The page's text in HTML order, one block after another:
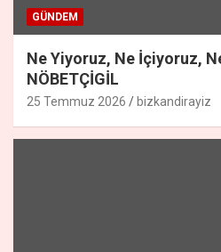
GÜNDEM
Ne Yiyoruz, Ne İçiyoruz,
NÖBETÇİGİL
25 Temmuz 2026 bizkandirayiz